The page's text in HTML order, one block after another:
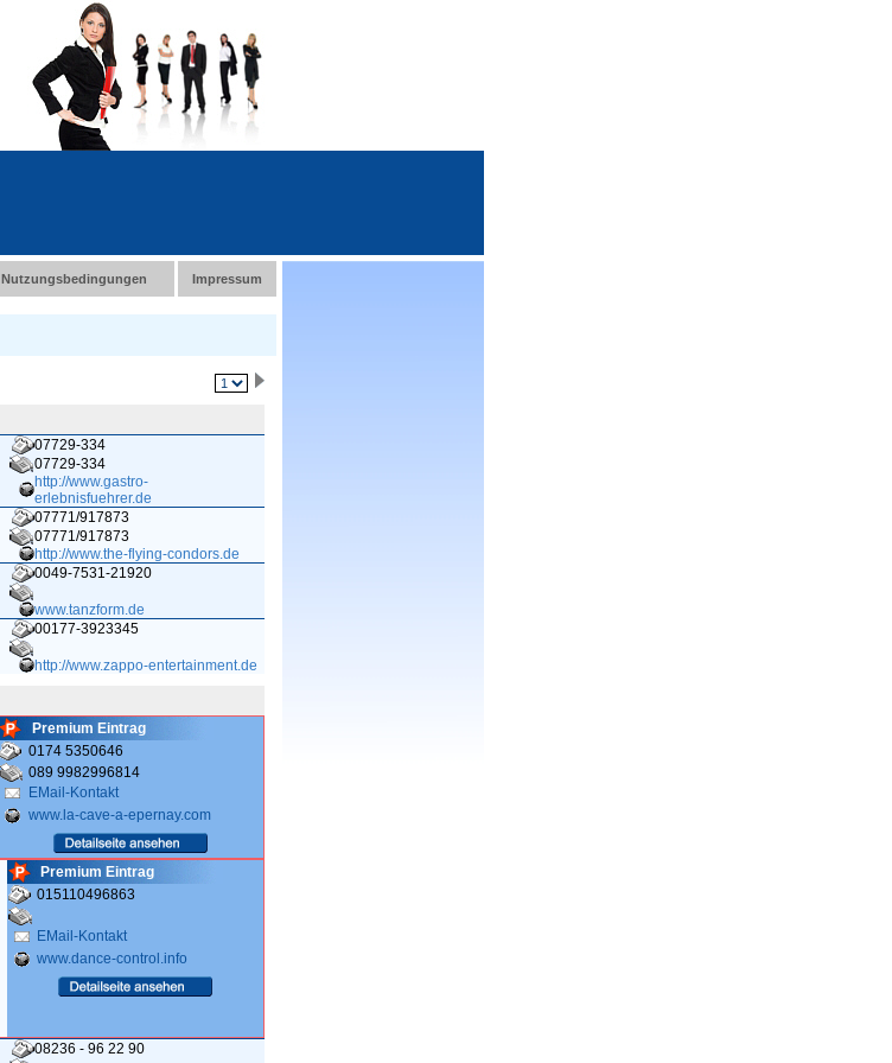
Nutzungsbedingungen Impressum
07729-334
07729-334
http://www.gastro-
erlebnisfuehrer.de
07771/917873
07771/917873
http://www.the-flying-condors.de
0049-7531-21920
www.tanzform.de
00177-3923345
http://www.zappo-entertainment.de
Premium Eintrag
0174 5350646
089 9982996814
EMail-Kontakt
www.la-cave-a-epernay.com
Premium Eintrag
015110496863
EMail-Kontakt
www.dance-control.info
08236 - 96 22 90